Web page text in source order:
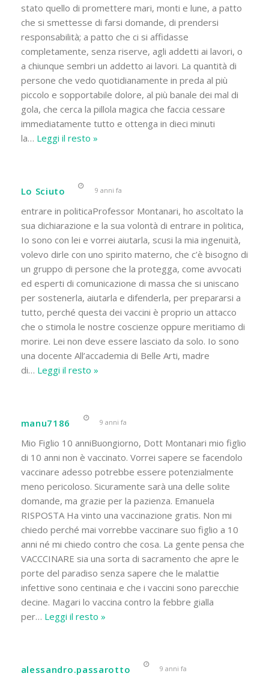
stato quello di promettere mari, monti e lune, a patto
che si smettesse di farsi domande, di prendersi
responsabilità; a patto che ci si affidasse
completamente, senza riserve, agli addetti ai lavori, o
a chiunque sembri un addetto ai lavori. La quantità di
persone che vedo quotidianamente in preda al più
piccolo e sopportabile dolore, al più banale dei mal di
gola, che cerca la pillola magica che faccia cessare
immediatamente tutto e ottenga in dieci minuti
la… Leggi il resto »
Lo Sciuto 9 anni fa
entrare in politicaProfessor Montanari, ho ascoltato la
sua dichiarazione e la sua volontà di entrare in politica,
Io sono con lei e vorrei aiutarla, scusi la mia ingenuità,
volevo dirle con uno spirito materno, che c’è bisogno di
un gruppo di persone che la protegga, come avvocati
ed esperti di comunicazione di massa che si uniscano
per sostenerla, aiutarla e difenderla, per prepararsi a
tutto, perché questa dei vaccini è proprio un attacco
che o stimola le nostre coscienze oppure meritiamo di
morire. Lei non deve essere lasciato da solo. Io sono
una docente All’accademia di Belle Arti, madre
di… Leggi il resto »
manu7186 9 anni fa
Mio Figlio 10 anniBuongiorno, Dott Montanari mio figlio
di 10 anni non è vaccinato. Vorrei sapere se facendolo
vaccinare adesso potrebbe essere potenzialmente
meno pericoloso. Sicuramente sarà una delle solite
domande, ma grazie per la pazienza. Emanuela
RISPOSTA Ha vinto una vaccinazione gratis. Non mi
chiedo perché mai vorrebbe vaccinare suo figlio a 10
anni né mi chiedo contro che cosa. La gente pensa che
VACCCINARE sia una sorta di sacramento che apre le
porte del paradiso senza sapere che le malattie
infettive sono centinaia e che i vaccini sono parecchie
decine. Magari lo vaccina contro la febbre gialla
per… Leggi il resto »
alessandro.passarotto 9 anni fa